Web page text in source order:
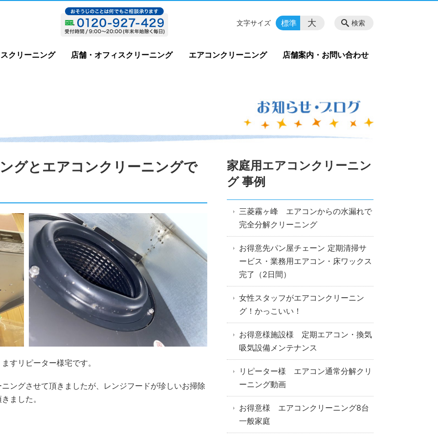
クリーニング 店舗・オフィスクリーニング エアコンクリーニング 店舗案内・お問い合わせ
検索
文字サイズ 標準 大
グとエアコンクリーニングで
すリピーター様宅です。
ングさせて頂きましたが、レンジフードが珍しいお掃除
ました。
家庭用エアコンクリーニン
グ 事例
三菱霧ヶ峰 エアコンからの水漏れで
完全分解クリーニング
お得意先パン屋チェーン 定期清掃サ
ービス・業務用エアコン・床ワックス
完了（2日間）
女性スタッフがエアコンクリーニン
グ！かっこいい！
お得意様施設様 定期エアコン・換気
吸気設備メンテナンス
リピーター様 エアコン通常分解クリ
ーニング動画
お得意様 エアコンクリーニング8台
一般家庭